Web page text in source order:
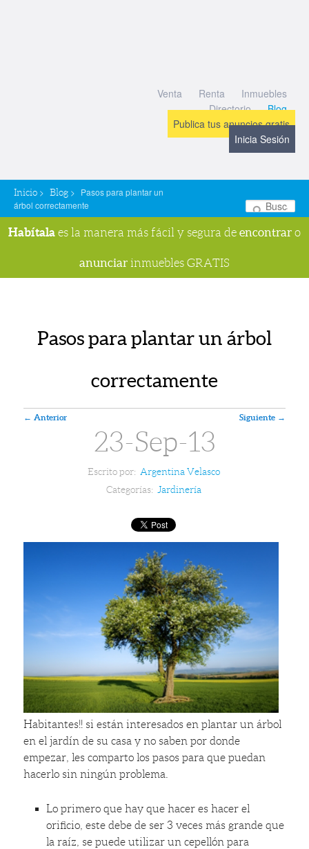
Venta Renta
Inmuebles
Directorio
Blog
Publica tus anuncios gratis
Inicia Sesión
Inicio > Blog > Pasos para plantar un
árbol correctamente
Habítala es la manera más fácil y segura de encontrar o
anunciar inmuebles GRATIS
Pasos para plantar un árbol
correctamente
Navegador de artículos
← Anterior Siguiente →
23-Sep-13
Escrito por: Argentina Velasco
Categorías: Jardinería
Habitantes!! si están interesados en plantar un árbol
en el jardín de su casa y no saben por donde
empezar, les comparto los pasos para que puedan
hacerlo sin ningún problema.
Lo primero que hay que hacer es hacer el
orificio, este debe de ser 3 veces más grande que
la raíz, se puede utilizar un cepellón para